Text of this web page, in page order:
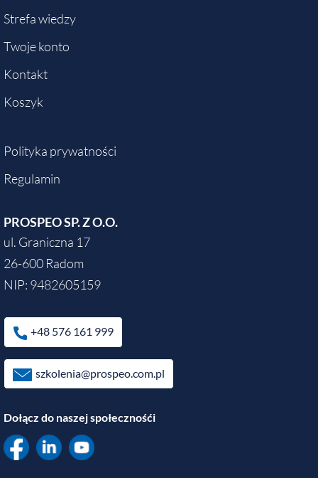
PROSPEO SP. Z O.O.
ul. Graniczna 17
26-600 Radom
NIP: 9482605159
+48 576 161 999
szkolenia@prospeo.com.pl
Dołącz do naszej społecznośći
Strefa wiedzy
Twoje konto
Kontakt
Koszyk
Polityka prywatności
Regulamin